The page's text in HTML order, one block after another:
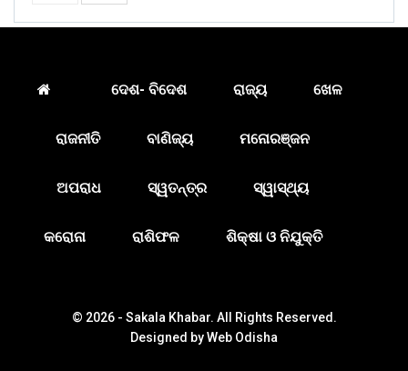
ଦେଶ- ବିଦେଶ ରାଜ୍ୟ ଖେଳ
ରାଜନୀତି ବାଣିଜ୍ୟ ମନୋରଞ୍ଜନ
ଅପରାଧ ସ୍ୱତନ୍ତ୍ର ସ୍ୱାସ୍ଥ୍ୟ
କରୋନା ରାଶିଫଳ ଶିକ୍ଷା ଓ ନିଯୁକ୍ତି
© 2026 - Sakala Khabar. All Rights Reserved.
Designed byWeb Odisha